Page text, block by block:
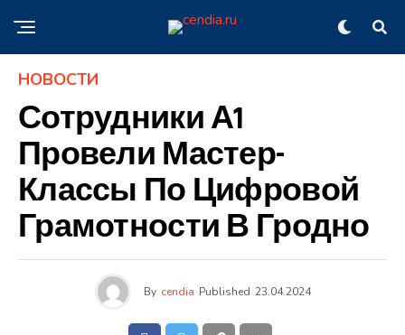
НОВОСТИ
Сотрудники А1
Провели Мастер-
Классы По Цифровой
Грамотности В Гродно
By cendia Published 23.04.2024